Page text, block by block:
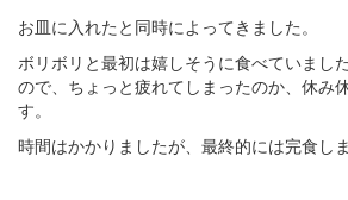
お皿に入れたと同時によってきました。
ボリボリと最初は嬉しそうに食べていまし
ので、ちょっと疲れてしまったのか、休み
す。
時間はかかりましたが、最終的には完食しま